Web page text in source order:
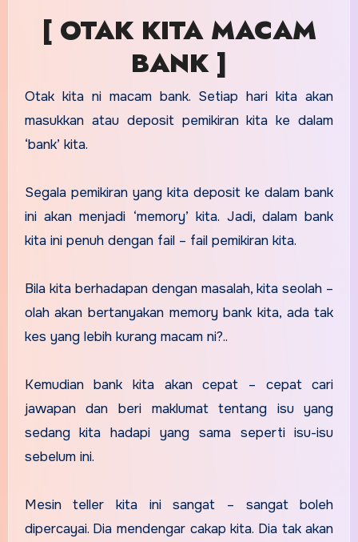
[ OTAK KITA MACAM
BANK ]
Otak kita ni macam bank. Setiap hari kita akan
masukkan atau deposit pemikiran kita ke dalam
‘bank’ kita.
Segala pemikiran yang kita deposit ke dalam bank
ini akan menjadi ‘memory’ kita. Jadi, dalam bank
kita ini penuh dengan fail – fail pemikiran kita.
Bila kita berhadapan dengan masalah, kita seolah –
olah akan bertanyakan memory bank kita, ada tak
kes yang lebih kurang macam ni?..
Kemudian bank kita akan cepat – cepat cari
jawapan dan beri maklumat tentang isu yang
sedang kita hadapi yang sama seperti isu-isu
sebelum ini.
Mesin teller kita ini sangat – sangat boleh
dipercayai. Dia mendengar cakap kita. Dia tak akan